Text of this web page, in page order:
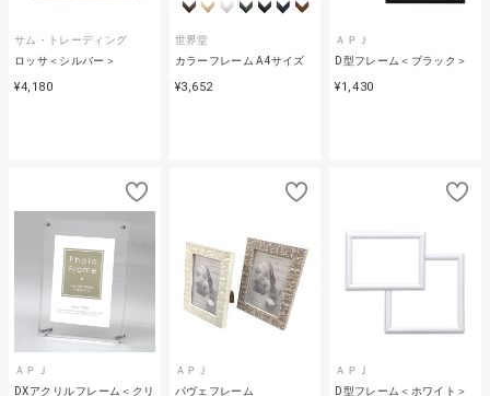
サム・トレーディング
ロッサ＜シルバー＞
¥4,180
世界堂
カラーフレーム A4サイズ
¥3,652
ＡＰＪ
D型フレーム＜ブラック＞
¥1,430
ＡＰＪ
DXアクリルフレーム＜クリ
ＡＰＪ
パヴェフレーム
ＡＰＪ
D型フレーム＜ホワイト＞